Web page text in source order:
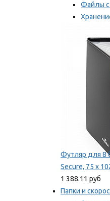
Файлы с
Мы
Футляр для 8
Secure, 75 х
1 388.11 руб
Папки и